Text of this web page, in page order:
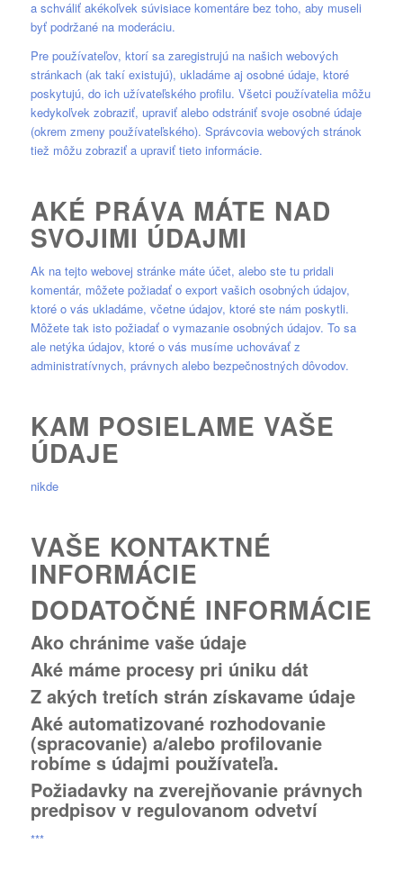
a schváliť akékoľvek súvisiace komentáre bez toho, aby museli
byť podržané na moderáciu.
Pre používateľov, ktorí sa zaregistrujú na našich webových
stránkach (ak takí existujú), ukladáme aj osobné údaje, ktoré
poskytujú, do ich užívateľského profilu. Všetci používatelia môžu
kedykoľvek zobraziť, upraviť alebo odstrániť svoje osobné údaje
(okrem zmeny používateľského). Správcovia webových stránok
tiež môžu zobraziť a upraviť tieto informácie.
AKÉ PRÁVA MÁTE NAD
SVOJIMI ÚDAJMI
Ak na tejto webovej stránke máte účet, alebo ste tu pridali
komentár, môžete požiadať o export vašich osobných údajov,
ktoré o vás ukladáme, včetne údajov, ktoré ste nám poskytli.
Môžete tak isto požiadať o vymazanie osobných údajov. To sa
ale netýka údajov, ktoré o vás musíme uchovávať z
administratívnych, právnych alebo bezpečnostných dôvodov.
KAM POSIELAME VAŠE
ÚDAJE
nikde
VAŠE KONTAKTNÉ
INFORMÁCIE
DODATOČNÉ INFORMÁCIE
Ako chránime vaše údaje
Aké máme procesy pri úniku dát
Z akých tretích strán získavame údaje
Aké automatizované rozhodovanie
(spracovanie) a/alebo profilovanie
robíme s údajmi používateľa.
Požiadavky na zverejňovanie právnych
predpisov v regulovanom odvetví
***